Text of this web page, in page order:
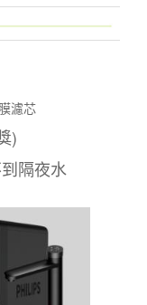
濾芯
)
隔夜水